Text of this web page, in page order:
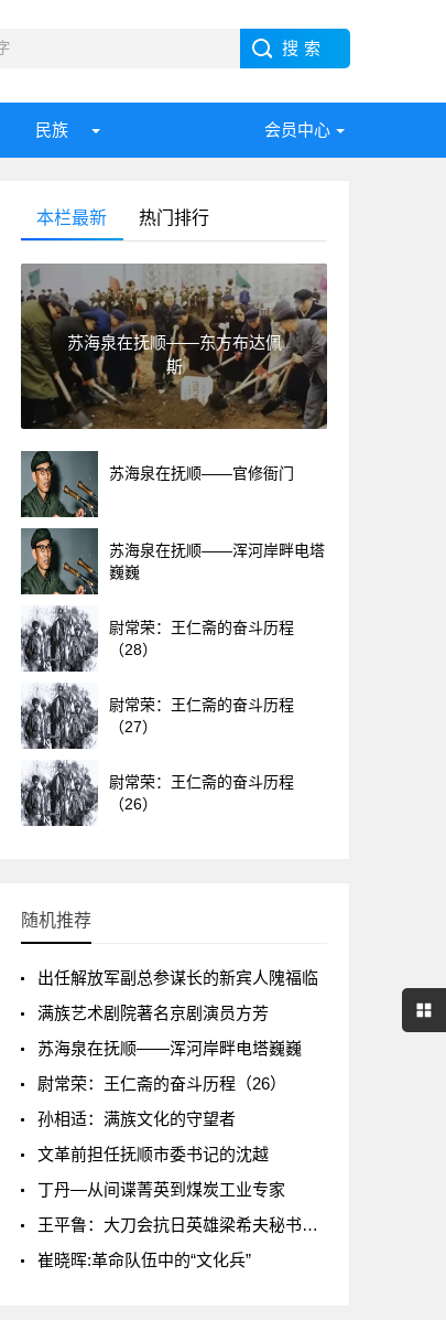
民族 会员中心
本栏最新 热门排行
苏海泉在抚顺——东方布达佩
斯
苏海泉在抚顺——官修衙门
苏海泉在抚顺——浑河岸畔电塔
巍巍
尉常荣：王仁斋的奋斗历程
（28）
尉常荣：王仁斋的奋斗历程
（27）
尉常荣：王仁斋的奋斗历程
（26）
随机推荐
出任解放军副总参谋长的新宾人隗福临
满族艺术剧院著名京剧演员方芳
苏海泉在抚顺——浑河岸畔电塔巍巍
尉常荣：王仁斋的奋斗历程（26）
孙相适：满族文化的守望者
文革前担任抚顺市委书记的沈越
丁丹—从间谍菁英到煤炭工业专家
王平鲁：大刀会抗日英雄梁希夫秘书张连久接待记
崔晓晖:革命队伍中的“文化兵”